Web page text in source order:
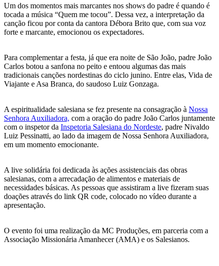
Um dos momentos mais marcantes nos shows do padre é quando é
tocada a música “Quem me tocou”. Dessa vez, a interpretação da
canção ficou por conta da cantora Débora Brito que, com sua voz
forte e marcante, emocionou os expectadores.
Para complementar a festa, já que era noite de São João, padre João
Carlos botou a sanfona no peito e entoou algumas das mais
tradicionais canções nordestinas do ciclo junino. Entre elas, Vida de
Viajante e Asa Branca, do saudoso Luiz Gonzaga.
A espiritualidade salesiana se fez presente na consagração à Nossa
Senhora Auxiliadora, com a oração do padre João Carlos juntamente
com o inspetor da Inspetoria Salesiana do Nordeste, padre Nivaldo
Luiz Pessinatti, ao lado da imagem de Nossa Senhora Auxiliadora,
em um momento emocionante.
A live solidária foi dedicada às ações assistenciais das obras
salesianas, com a arrecadação de alimentos e materiais de
necessidades básicas. As pessoas que assistiram a live fizeram suas
doações através do link QR code, colocado no vídeo durante a
apresentação.
O evento foi uma realização da MC Produções, em parceria com a
Associação Missionária Amanhecer (AMA) e os Salesianos.